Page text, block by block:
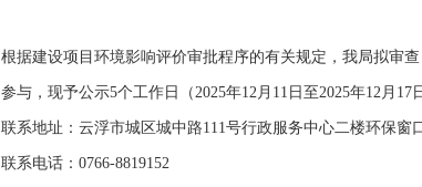
根据建设项目环境影响评价审批程序的有关规定，我局拟审
参与，现予公示5个工作日（2025年12月11日至2025年12月
联系地址：云浮市城区城中路111号行政服务中心二楼环保窗
联系电话：0766-8819152